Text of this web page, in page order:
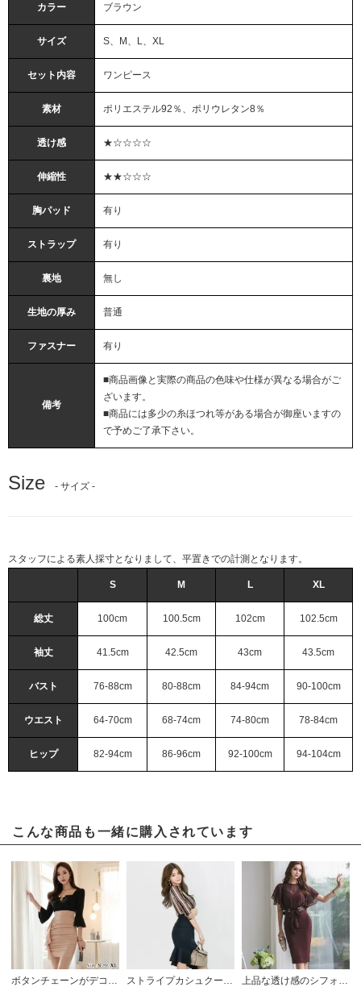
カラー ブラウン
サイズ S、M、L、XL
セット内容 ワンピース
素材 ポリエステル92％、ポリウレタン8％
透け感 ★☆☆☆☆
伸縮性 ★★☆☆☆
胸パッド 有り
ストラップ 有り
裏地 無し
生地の厚み 普通
ファスナー 有り
備考
■商品画像と実際の商品の色味や仕様が異なる場合がご
ざいます。
■商品には多少の糸ほつれ等がある場合が御座いますの
で予めご了承下さい。
Size - サイズ -
スタッフによる素人採寸となりまして、平置きでの計測となります。
S M L XL
総丈 100cm 100.5cm 102cm 102.5cm
袖丈 41.5cm 42.5cm 43cm 43.5cm
バスト 76-88cm 80-88cm 84-94cm 90-100cm
ウエスト 64-70cm 68-74cm 74-80cm 78-84cm
ヒップ 82-94cm 86-96cm 92-100cm 94-104cm
こんな商品も一緒に購入されています
ボタンチェーンがデコルテを輝かせるドレス(キャバドレス・CABARETDRESS) ブラック
ストライプカシュクールのツーピース風ドレス(キャバドレス・CABARETDRESS)
上品な透け感のシフォンドレイヤードドレス(キャバドレス・CABARETDRESS)